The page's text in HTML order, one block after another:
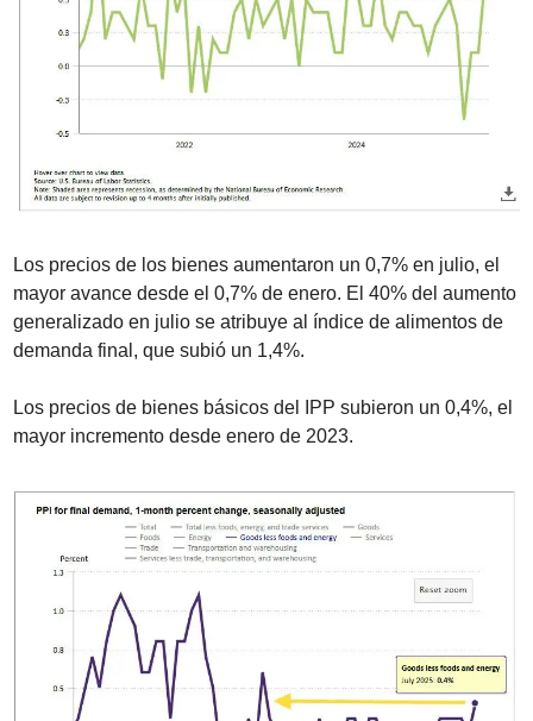
Los precios de los bienes aumentaron un 0,7% en julio, el
mayor avance desde el 0,7% de enero. El 40% del aumento
generalizado en julio se atribuye al índice de alimentos de
demanda final, que subió un 1,4%.
Los precios de bienes básicos del IPP subieron un 0,4%, el
mayor incremento desde enero de 2023.